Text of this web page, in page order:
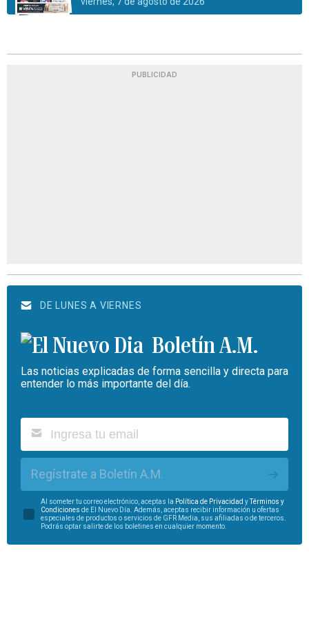
PUBLICIDAD
DE LUNES A VIERNES
Boletín A.M.
Las noticias explicadas de forma sencilla y directa para
entender lo más importante del día.
Regístrate a Boletín A.M.
Al someter tu correo electrónico, aceptas la Política de Privacidad yTérminos y
Condiciones de El Nuevo Día. Además, aceptas recibir información u ofertas
especiales de productos o servicios de GFR Media, sus afiliadas o de terceros.
Podrás optar salirte de los boletines en cualquier momento.